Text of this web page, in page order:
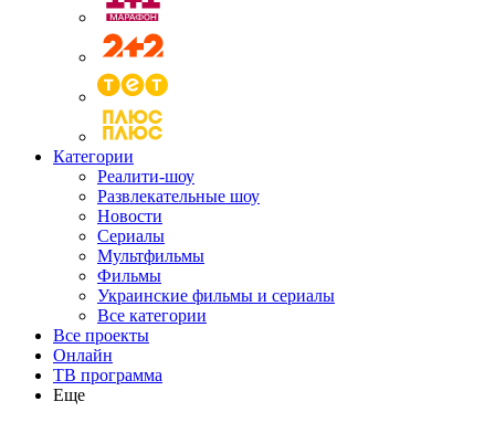
Категории
Реалити-шоу
Развлекательные шоу
Новости
Сериалы
Мультфильмы
Фильмы
Украинские фильмы и сериалы
Все категории
Все проекты
Онлайн
ТВ программа
Еще